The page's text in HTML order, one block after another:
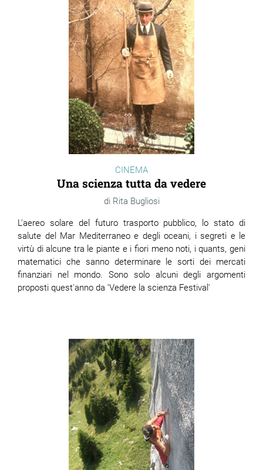
CINEMA
Una scienza tutta da vedere
Rita Bugliosi
L'aereo solare del futuro trasporto pubblico, lo stato di
salute del Mar Mediterraneo e degli oceani, i segreti e le
virtù di alcune tra le piante e i fiori meno noti, i quants, geni
matematici che sanno determinare le sorti dei mercati
finanziari nel mondo. Sono solo alcuni degli argomenti
proposti quest'anno da ‘Vedere la scienza Festival'